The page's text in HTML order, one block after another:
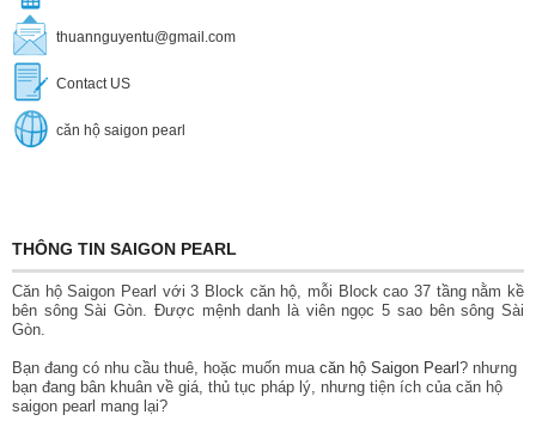
thuannguyentu@gmail.com
Contact US
căn hộ saigon pearl
THÔNG TIN SAIGON PEARL
Căn hộ Saigon Pearl với 3 Block căn hộ, mỗi Block cao 37 tầng nằm kề
bên sông Sài Gòn. Được mệnh danh là viên ngọc 5 sao bên sông Sài
Gòn.
Bạn đang có nhu cầu thuê, hoặc muốn mua căn hộ Saigon Pearl? nhưng
bạn đang bân khuân về giá, thủ tục pháp lý, nhưng tiện ích của căn hộ
saigon pearl mang lại?